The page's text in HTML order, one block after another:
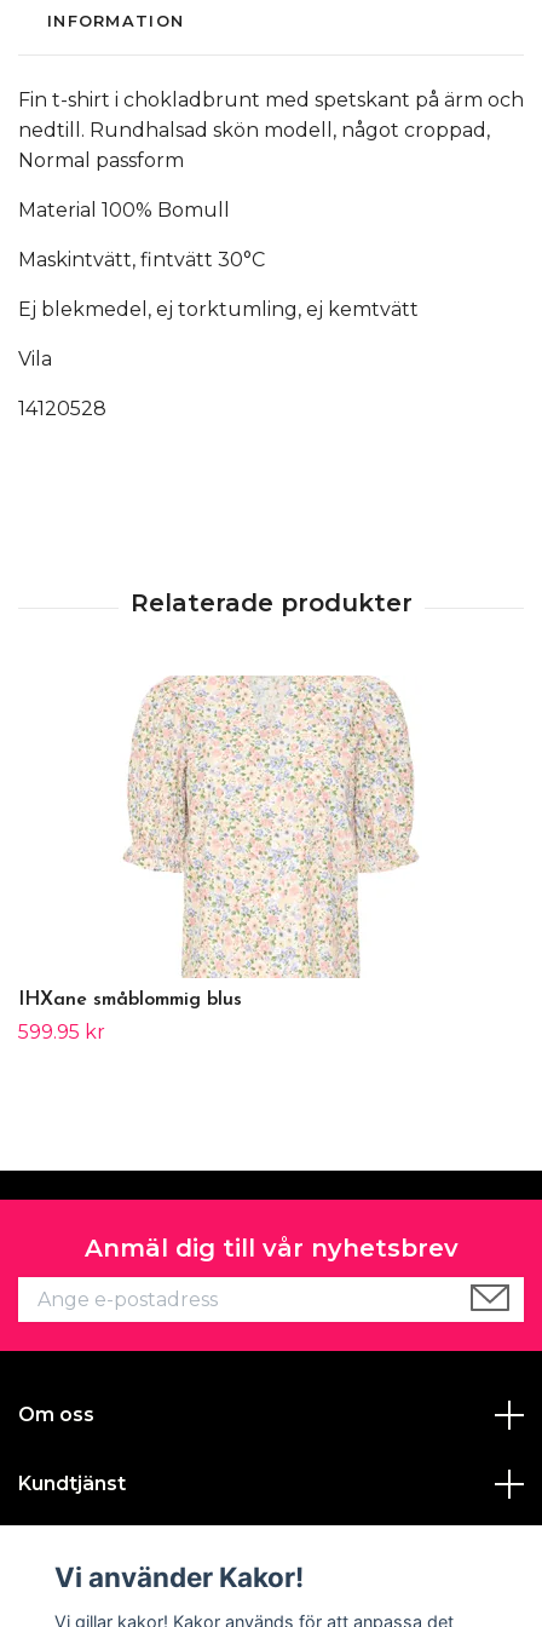
INFORMATION
Fin t-shirt i chokladbrunt med spetskant på ärm och
nedtill. Rundhalsad skön modell, något croppad,
Normal passform
Material 100% Bomull
Maskintvätt, fintvätt 30°C
Ej blekmedel, ej torktumling, ej kemtvätt
Vila
14120528
IHXane småblommig blus
599.95 kr
Anmäl dig till vår nyhetsbrev
Om oss
Kundtjänst
Sociala medier
Vi använder Kakor!
Vi gillar kakor! Kakor används för att anpassa det